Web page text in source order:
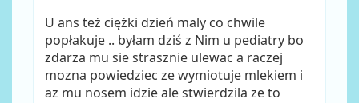
U ans też ciężki dzień maly co chwile
popłakuje .. byłam dziś z Nim u pediatry bo
zdarza mu sie strasznie ulewac a raczej
mozna powiedziec ze wymiotuje mlekiem i
az mu nosem idzie ale stwierdzila ze to